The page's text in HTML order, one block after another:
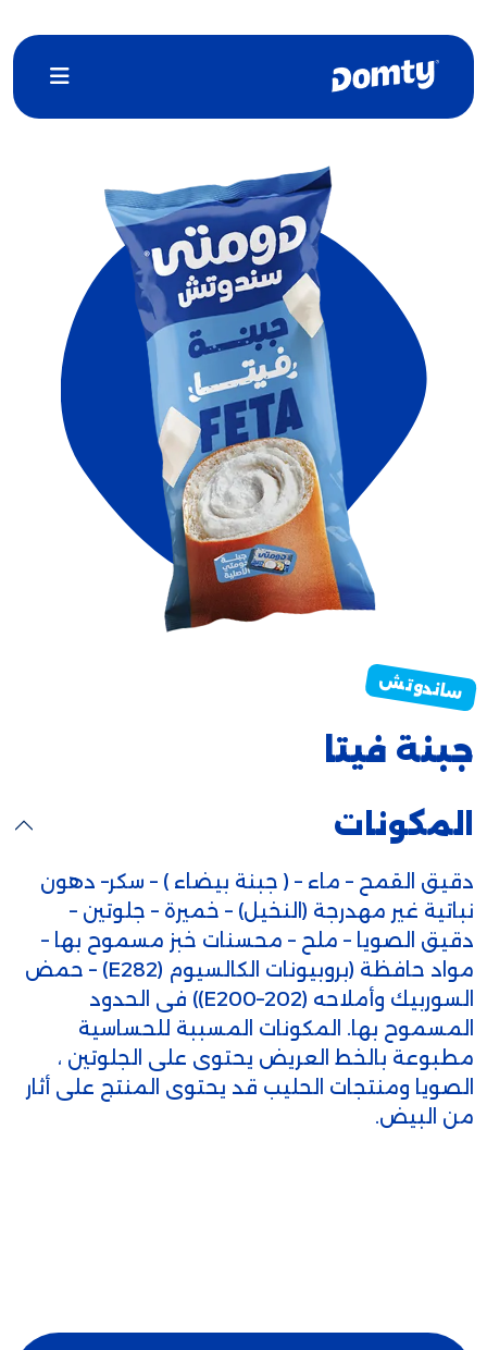
جبنة فيتا
المكونات
دقيق القمح – ماء – ( جبنة بيضاء ) – سكر– دهون
نباتية غير مهدرجة (النخيل) – خميرة – جلوتين –
دقيق الصويا – ملح – محسنات خبز مسموح بها –
مواد حافظة (بروبيونات الكالسيوم (E282) – حمض
السوربيك وأملاحه (E200–202)) فى الحدود
المسموح بها. المكونات المسببة للحساسية
مطبوعة بالخط العريض يحتوى على الجلوتين ،
الصويا ومنتجات الحليب قد يحتوى المنتج على أثار
من البيض.